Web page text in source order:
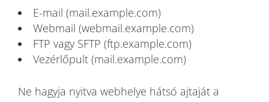
E-mail (mail.example.com)
Webmail (webmail.example.com)
FTP vagy SFTP (ftp.example.com)
Vezérlőpult (mail.example.com)
Ne hagyja nyitva webhelye hátsó ajtaját a